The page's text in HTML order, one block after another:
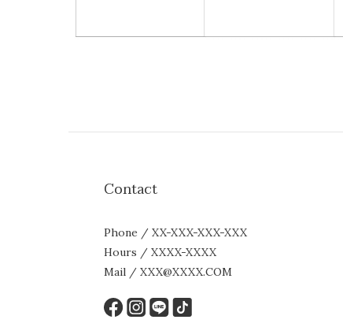
Contact
Phone / XX-XXX-XXX-XXX
Hours / XXXX-XXXX
Mail / XXX@XXXX.COM